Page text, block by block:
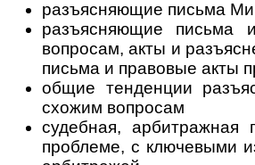
разъясняющие письма
разъясняющие
вопросам, акты и
письма и правовые акты
общие тенденции
схожим вопросам
судебная, арбитражная
проблеме, с ключевыми